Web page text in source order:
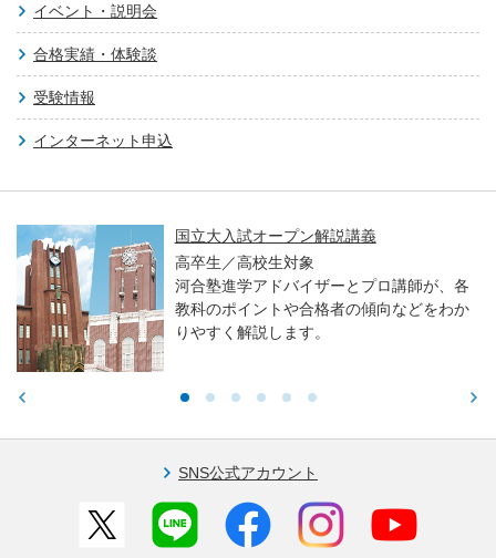
イベント・説明会
合格実績・体験談
受験情報
インターネット申込
国立大入試オープン解説講義
高卒生／高校生対象
河合塾進学アドバイザーとプロ講師が、各
教科のポイントや合格者の傾向などをわか
りやすく解説します。
SNS公式アカウント